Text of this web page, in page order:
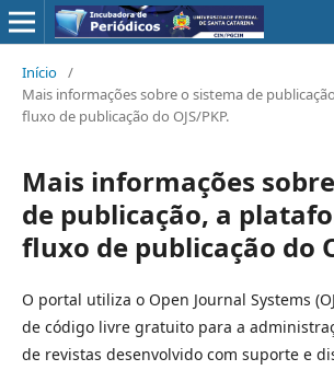
Início /
Mais informações sobre o sistema de
fluxo de publicação do OJS/PKP.
Mais informações
de publicação, a
fluxo de publicação do
O portal utiliza o Open Journal Systems
de código livre gratuito para a
de revistas desenvolvido com suporte e